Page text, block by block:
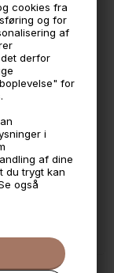
cookies fra
og for
af
derfor
for
i
af dine
du trygt kan
også
GLS